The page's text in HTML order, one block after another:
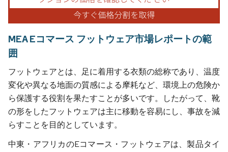
MEA Eコマース フットウェア市場レポートの範
囲
フットウェアとは、足に着用する衣類の総称であり、温度
変化や異なる地面の質感による摩耗など、環境上の危険か
ら保護する役割を果たすことが多いです。したがって、靴
の形をしたフットウェアは主に移動を容易にし、事故を減
らすことを目的としています。
中東・アフリカのEコマース・フットウェアは、製品タイ